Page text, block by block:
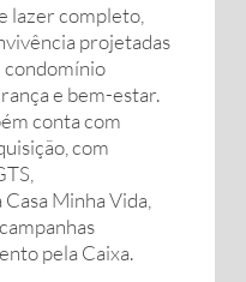
lazer completo,
projetadas
condomínio
e bem-estar.
conta com
com
Minha Vida,
pela Caixa.